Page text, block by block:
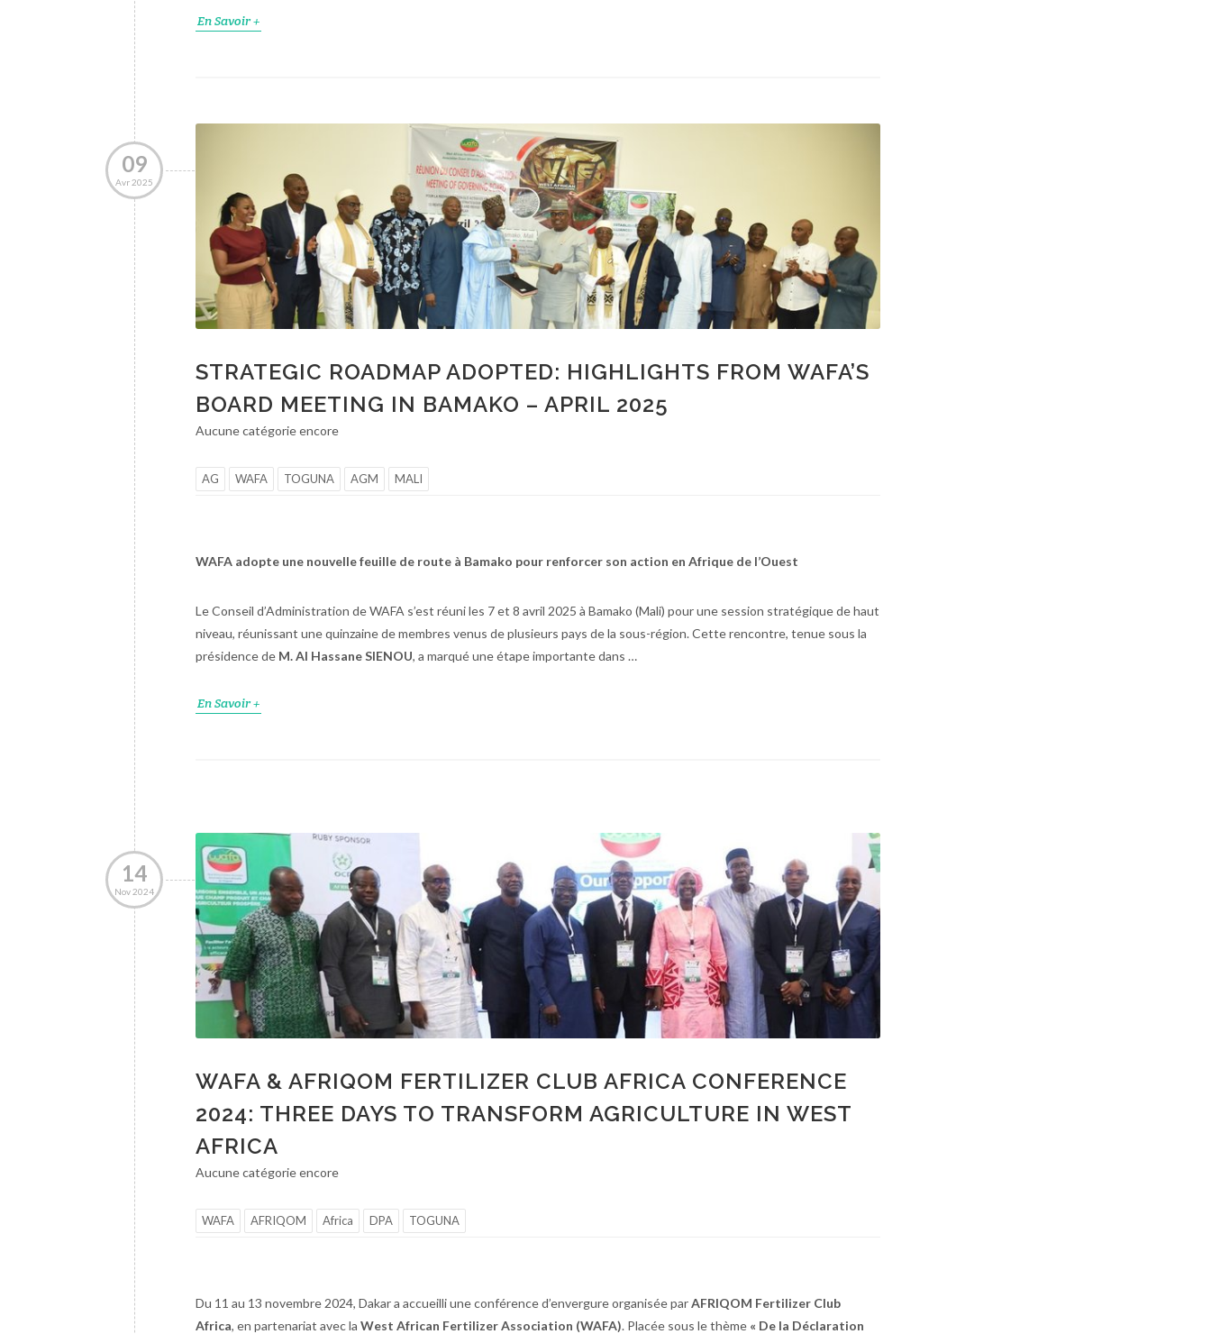
En Savoir +
09
Avr 2025
STRATEGIC ROADMAP ADOPTED: HIGHLIGHTS FROM WAFA’S
BOARD MEETING IN BAMAKO – APRIL 2025
Aucune catégorie encore
AG WAFA TOGUNA AGM MALI
WAFA adopte une nouvelle feuille de route à Bamako pour renforcer son action en Afrique de l’Ouest
Le Conseil d’Administration de WAFA s’est réuni les 7 et 8 avril 2025 à Bamako (Mali) pour une session stratégique de haut
niveau, réunissant une quinzaine de membres venus de plusieurs pays de la sous-région. Cette rencontre, tenue sous la
présidence de M. Al Hassane SIENOU, a marqué une étape importante dans …
En Savoir +
14
Nov 2024
WAFA & AFRIQOM FERTILIZER CLUB AFRICA CONFERENCE
2024: THREE DAYS TO TRANSFORM AGRICULTURE IN WEST
AFRICA
Aucune catégorie encore
WAFA AFRIQOM Africa DPA TOGUNA
Du 11 au 13 novembre 2024, Dakar a accueilli une conférence d’envergure organisée parAFRIQOM Fertilizer Club
Africa, en partenariat avec la West African Fertilizer Association (WAFA). Placée sous le thème « De la Déclaration